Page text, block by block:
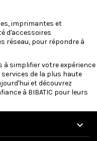
imprimantes et
d'accessoires
réseau, pour répondre à
à simplifier votre expérience
de la plus haute
et découvrez
à BIBATIC pour leurs
